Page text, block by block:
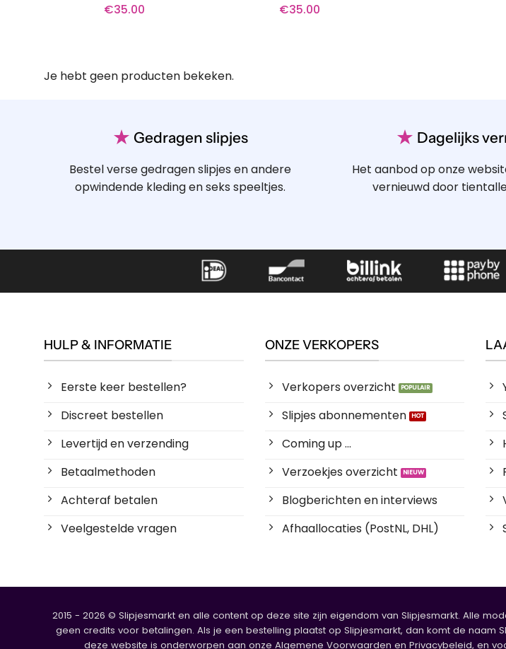
€35.00 €35.00
Je hebt geen producten bekeken.
★ Gedragen slipjes
Bestel verse gedragen slipjes en andere
opwindende kleding en seks speeltjes.
★ Dagelijks
Het aanbod op onze
vernieuwd door
HULP & INFORMATIE
Eerste keer bestellen?
Discreet bestellen
Levertijd en verzending
Betaalmethoden
Achteraf betalen
Veelgestelde vragen
ONZE VERKOPERS
Verkopers overzicht
Slipjes abonnementen
Coming up ...
Verzoekjes overzicht
Blogberichten en interviews
Afhaallocaties (PostNL, DHL)
2015 - 2026 © Slipjesmarkt en alle content op deze site zijn eigendom van Slipjesmarkt. Alle
geen credits voor betalingen. Als je een bestelling plaatst op Slipjesmarkt, dan komt de
deze website is onderworpen aan onze Algemene Voorwaarden en Privacybeleid, en